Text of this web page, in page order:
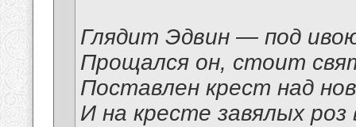
Глядит Эдвин — под
Прощался он, стоит
Поставлен крест над
И на кресте завялых роз